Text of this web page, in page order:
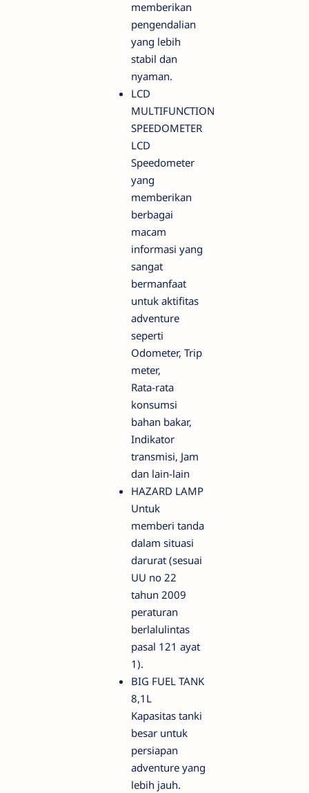
memberikan
pengendalian
yang lebih
stabil dan
nyaman.
LCD
MULTIFUNCTION
SPEEDOMETER
LCD
Speedometer
yang
memberikan
berbagai
macam
informasi yang
sangat
bermanfaat
untuk aktifitas
adventure
seperti
Odometer, Trip
meter,
Rata-rata
konsumsi
bahan bakar,
Indikator
transmisi, Jam
dan lain-lain
HAZARD LAMP
Untuk
memberi tanda
dalam situasi
darurat (sesuai
UU no 22
tahun 2009
peraturan
berlalulintas
pasal 121 ayat
1).
BIG FUEL TANK
8,1L
Kapasitas tanki
besar untuk
persiapan
adventure yang
lebih jauh.